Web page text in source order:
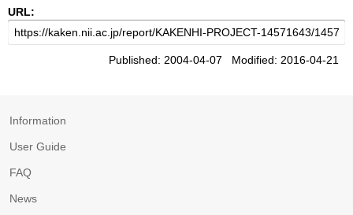
URL:
Published: 2004-04-07 Modified: 2016-04-21
Information
User Guide
FAQ
News